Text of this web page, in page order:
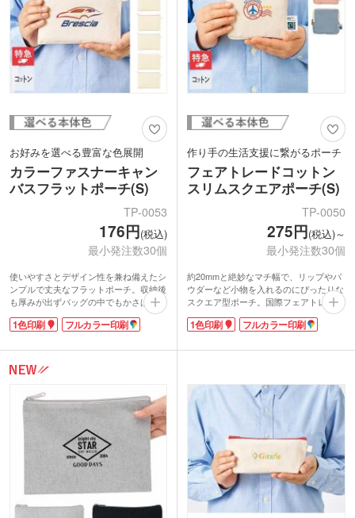
お好みを選べる豊富な色展開
カラーファスナーキャン
バスフラットポーチ(S)
TP-0053
176円(税込)
最小発注数30個
使いやすさとデザイン性を兼ね備えたシ
ンプルで丈夫なフラットポーチ。収納後
も厚みが出ずバッグの中でもかさばりま
せん。ステーショナリーやコスメポーチ
にぴったりなサイズ。さりげなく主張す
ーホルダーやチャームを取り付けられる
ループ付き。10色からお好きな色を選べ
ます。
1色・フルカラー印刷が可能。推し活グ
ッズやアパレルブランドのロゴ入り販促
ノベルティとしておすすめです。SS、M
サイズも展開中。
1色印刷 フルカラー印刷
作り手の生活支援に繋がるポーチ
フェアトレードコットン
スリムスクエアポーチ(S)
TP-0050
275円(税込)～
最小発注数30個
約20mmと絶妙なマチ幅で、リップやパ
ウダーなど小物を入れるのにぴったりな
スクエア型ポーチ。国際フェアトレード
認証コットンラベル付きです。ファスナ
ーはコの字型に大きく開くため、ポーチ
フェアトレードとは発展途上国の原料や
援する活動です。SDGs関連のキャンペ
ーン販促品やフェアトレード関連フード
の案件など素材の特性を生かした案件な
どにご提案いただけます。
1色印刷 フルカラー印刷